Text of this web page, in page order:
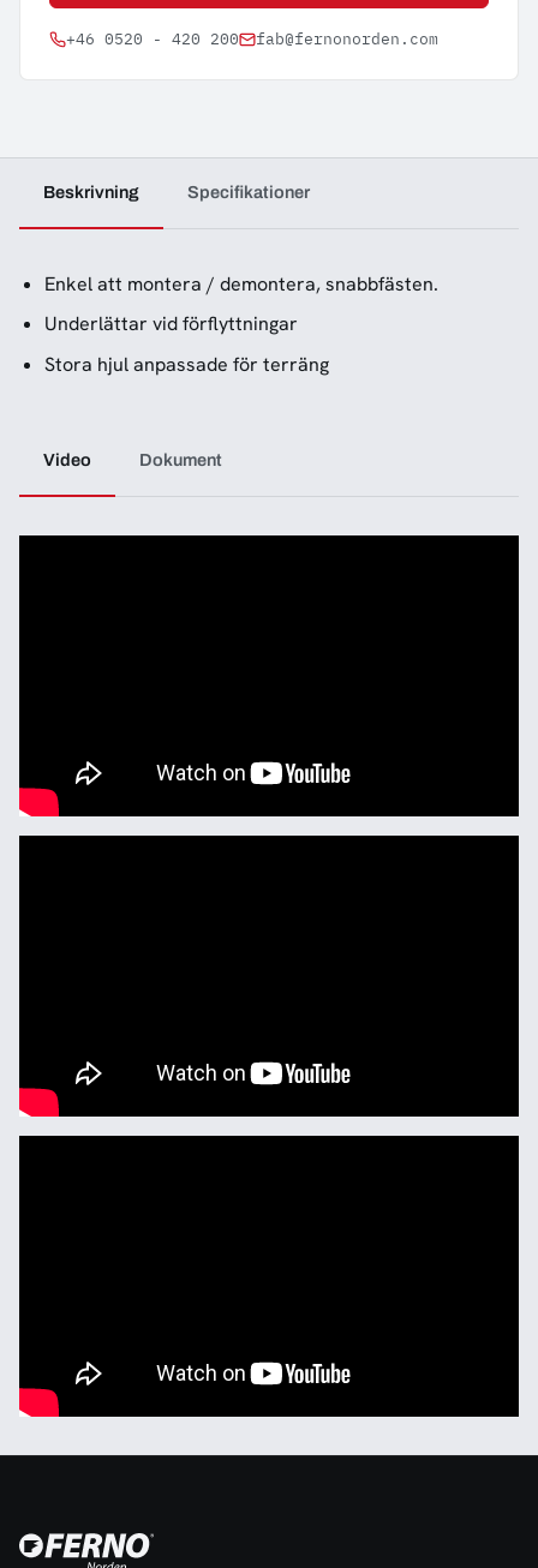
+46 0520 - 420 200 fab@fernonorden.com
Beskrivning Specifikationer
Enkel att montera / demontera, snabbfästen.
Underlättar vid förflyttningar
Stora hjul anpassade för terräng
Video Dokument